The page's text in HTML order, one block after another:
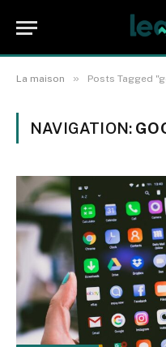
La maison » Posts Tagged
NAVIGATION: